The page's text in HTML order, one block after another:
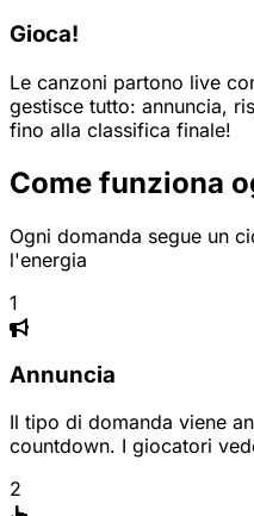
Gioca!
Le canzoni partono live
gestisce tutto: annuncia,
fino alla classifica finale!
Come funziona
Ogni domanda segue un
l'energia
1
Annuncia
Il tipo di domanda viene
countdown. I giocatori
2